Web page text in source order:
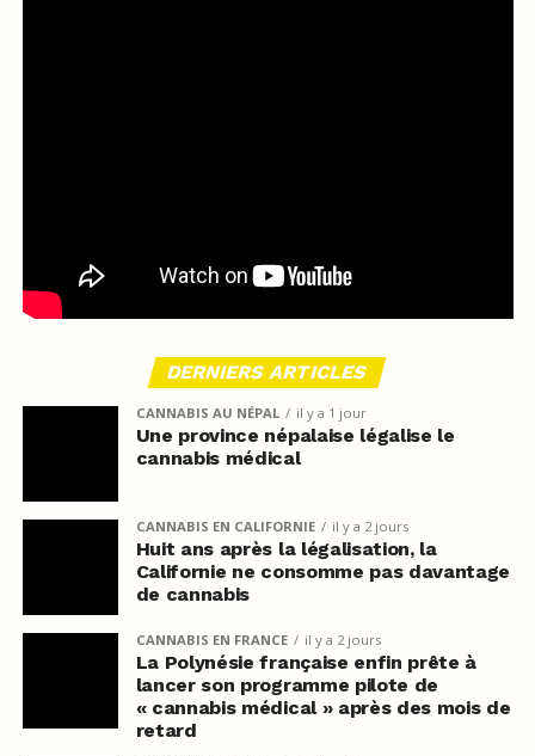
DERNIERS ARTICLES
CANNABIS AU NÉPAL il y a 1 jour
Une province népalaise légalise le
cannabis médical
CANNABIS EN CALIFORNIE il y a 2 jours
Huit ans après la légalisation, la
Californie ne consomme pas davantage
de cannabis
CANNABIS EN FRANCE il y a 2 jours
La Polynésie française enfin prête à
lancer son programme pilote de
« cannabis médical » après des mois de
retard